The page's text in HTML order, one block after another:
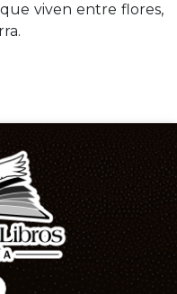
viven entre flores,